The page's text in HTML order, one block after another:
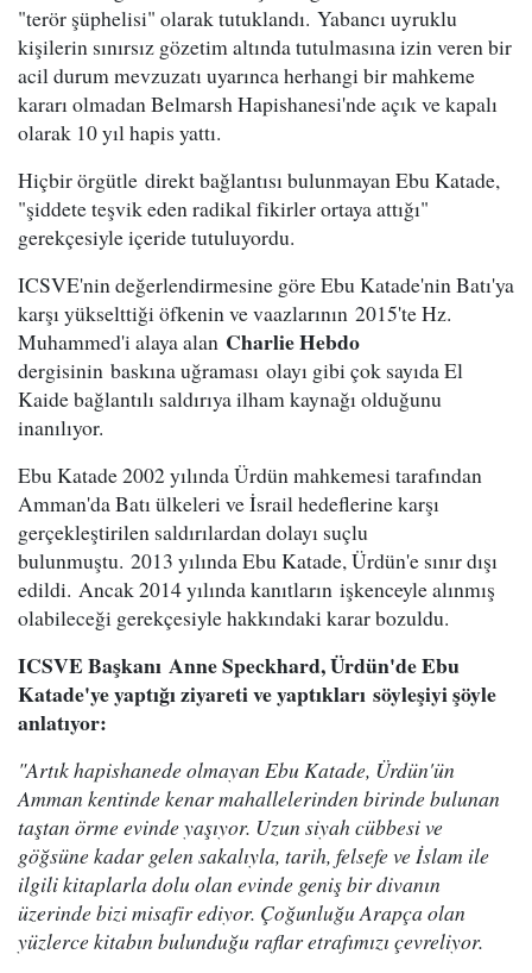
"terör şüphelisi" olarak tutuklandı. Yabancı uyruklu
kişilerin sınırsız gözetim altında tutulmasına izin veren bir
acil durum mevzuzatı uyarınca herhangi bir mahkeme
kararı olmadan Belmarsh Hapishanesi'nde açık ve kapalı
olarak 10 yıl hapis yattı.
Hiçbir örgütle direkt bağlantısı bulunmayan Ebu Katade,
"şiddete teşvik eden radikal fikirler ortaya attığı"
gerekçesiyle içeride tutuluyordu.
ICSVE'nin değerlendirmesine göre Ebu Katade'nin Batı'ya
karşı yükselttiği öfkenin ve vaazlarının 2015'te Hz.
Muhammed'i alaya alan Charlie Hebdo
dergisinin baskına uğraması olayı gibi çok sayıda El
Kaide bağlantılı saldırıya ilham kaynağı olduğunu
inanılıyor.
Ebu Katade 2002 yılında Ürdün mahkemesi tarafından
Amman'da Batı ülkeleri ve İsrail hedeflerine karşı
gerçekleştirilen saldırılardan dolayı suçlu
bulunmuştu. 2013 yılında Ebu Katade, Ürdün'e sınır dışı
edildi. Ancak 2014 yılında kanıtların işkenceyle alınmış
olabileceği gerekçesiyle hakkındaki karar bozuldu.
ICSVE Başkanı Anne Speckhard, Ürdün'de Ebu
Katade'ye yaptığı ziyareti ve yaptıkları söyleşiyi şöyle
anlatıyor:
"Artık hapishanede olmayan Ebu Katade, Ürdün'ün
Amman kentinde kenar mahallelerinden birinde bulunan
taştan örme evinde yaşıyor. Uzun siyah cübbesi ve
göğsüne kadar gelen sakalıyla, tarih, felsefe ve İslam ile
ilgili kitaplarla dolu olan evinde geniş bir divanın
üzerinde bizi misafir ediyor. Çoğunluğu Arapça olan
yüzlerce kitabın bulunduğu raflar etrafımızı çevreliyor.